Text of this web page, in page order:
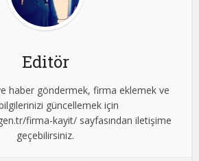
Editör
haber göndermek, firma eklemek ve
güncellemek için
firma-kayit/ sayfasından iletişime
geçebilirsiniz.